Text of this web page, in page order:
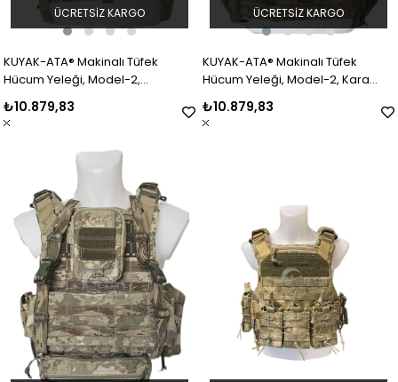
KUYAK-ATA® Makinalı Tüfek
Hücum Yeleği, Model-2,
Jandarma Kamuflaj
₺10.879,83
ÜCRETSIZ KARGO
KUYAK-ATA® Makinalı Tüfek
Hücum Yeleği, Model-2, Kara
Kuvvetleri TSK Kamuflaj
₺10.879,83
ÜCRETSIZ KARGO